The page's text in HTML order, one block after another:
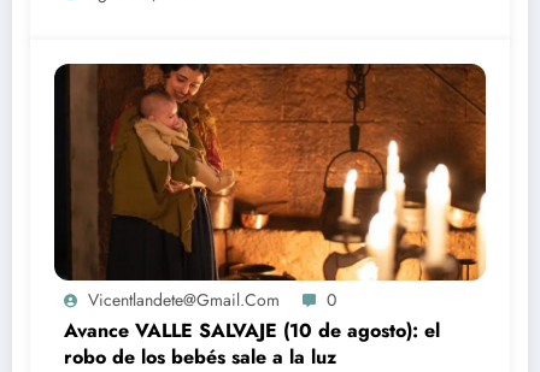
Vicentlandete@gmail.com 0
Avance VALLE SALVAJE (10 de agosto): el
robo de los bebés sale a la luz